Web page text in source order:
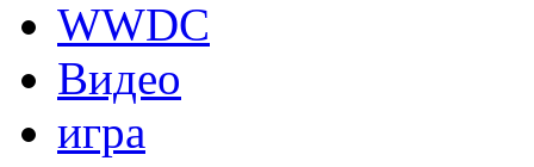
WWDC
Видео
игра